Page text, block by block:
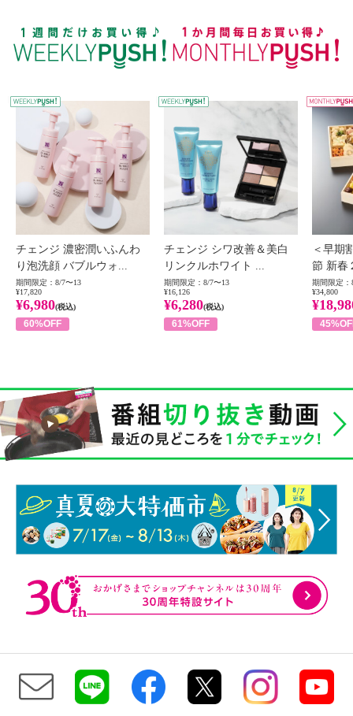
WEEKLY PUSH
チェンジ 濃密潤いふんわ
り泡洗顔 バブルウォ...
期間限定：8/7〜13
¥17,820
¥6,980(税込)
60%OFF
チェンジ シワ改善＆美白
リンクルホワイト ...
期間限定：8/7〜13
¥16,126
¥6,280(税込)
61%OFF
＜早期
節 新春
期間限定：
¥34,800